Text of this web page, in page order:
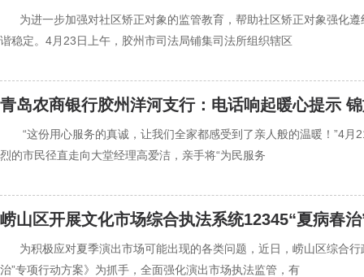
为进一步加强对社区矫正对象的监管教育，帮助社区矫正对象强化
谐稳定。4月23日上午，胶州市司法局铺集司法所组织辖区
青岛农商银行胶州洋河支行：电话响起暖心提示
“这份用心服务的真诚，让我们全家都感受到了亲人般的温暖！”4
烈的市民径直走向大堂经理高爱洁，亲手将“为民服务
崂山区开展文化市场综合执法系统12345“夏病春
为积极应对夏季演出市场可能出现的各类问题，近日，崂山区综合
治”专项行动方案》为抓手，全面强化演出市场执法监管，有